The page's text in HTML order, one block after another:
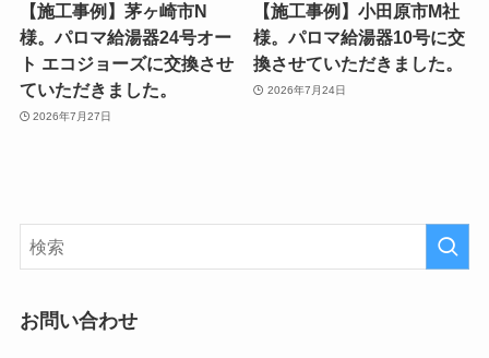
【施工事例】茅ヶ崎市N
様。パロマ給湯器24号オー
ト エコジョーズに交換させ
ていただきました。
2026年7月27日
【施工事例】小田原市M社
様。パロマ給湯器10号に交
換させていただきました。
2026年7月24日
お問い合わせ